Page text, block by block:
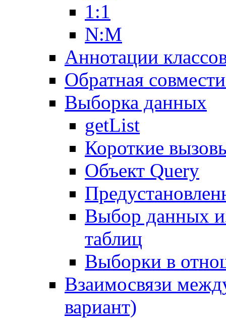
1:1
N:M
Аннотации
Обратная
Выборка данных
getList
Короткие
Объект Query
Выбор данных
таблиц
Выборки в
Взаимосвязи
вариант)